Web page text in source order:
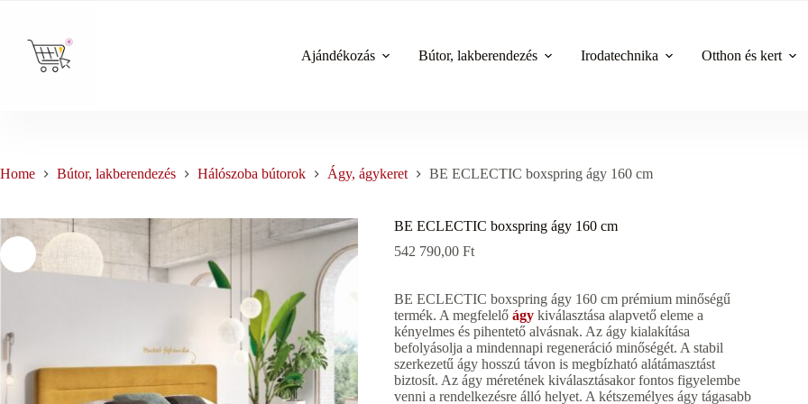
content
Ajándékozás
Bútor, lakberendezés Irodatechnika Otthon és kert
Home Bútor, lakberendezés Hálószoba bútorok Ágy, ágykeret BE ECLECTIC boxspring ágy 160 cm
BE ECLECTIC boxspring ágy 160 cm
542 790,00Ft
BE ECLECTIC boxspring ágy 160 cm prémium minőségű
termék. A megfelelőágy kiválasztása alapvető eleme a
kényelmes és pihentető alvásnak. Az ágy kialakítása
befolyásolja a mindennapi regeneráció minőségét. A stabil
szerkezetű ágy hosszú távon is megbízható alátámasztást
biztosít. Az ágy méretének kiválasztásakor fontos figyelembe
venni a rendelkezésre álló helyet. A kétszemélyes ágy tágasabb